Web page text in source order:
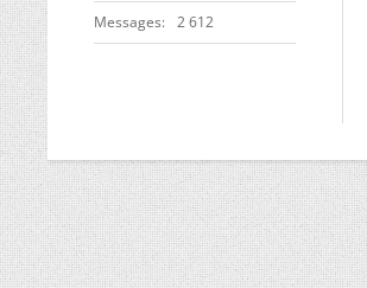
Messages 2 612